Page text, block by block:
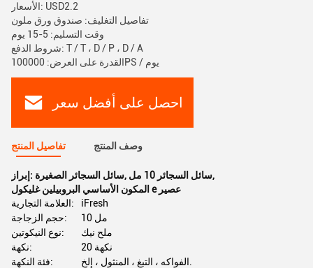
الأسعار: USD2.2
تفاصيل التغليف: صندوق ورق ملون
وقت التسليم: 5-15 يوم
شروط الدفع: T / T ، D / P ، D / A
القدرة على العرض: 100000PS / يوم
احصل على أفضل سعر
تفاصيل المنتج وصف المنتج
إبراز: سائل السجائر الصغيرة, سائل السجائر 10 مل,
المكون الأساسي البروبيلين غليكول e عصير
العلامة التجارية:
iFresh
حجم الزجاجة:
10 مل
نوع النيكوتين:
ملح نيك
نكهة:
20 نكهة
فئة النكهة:
الفواكه ، التبغ ، المنثول ، إلخ.